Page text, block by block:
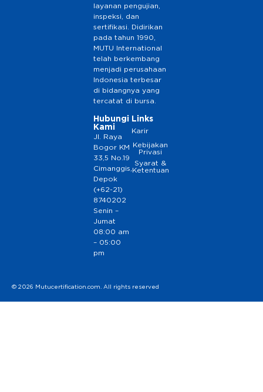
layanan pengujian,
inspeksi, dan
sertifikasi. Didirikan
pada tahun 1990,
MUTU International
telah berkembang
menjadi perusahaan
Indonesia terbesar
di bidangnya yang
tercatat di bursa.
Hubungi
Kami
Jl. Raya
Bogor KM
33,5 No.19
Cimanggis,
Depok
(+62-21)
8740202
Senin –
Jumat
08:00 am
– 05:00
pm
Links
Karir
Kebijakan
Privasi
Syarat &
Ketentuan
© 2026 Mutucertification.com. All rights reserved